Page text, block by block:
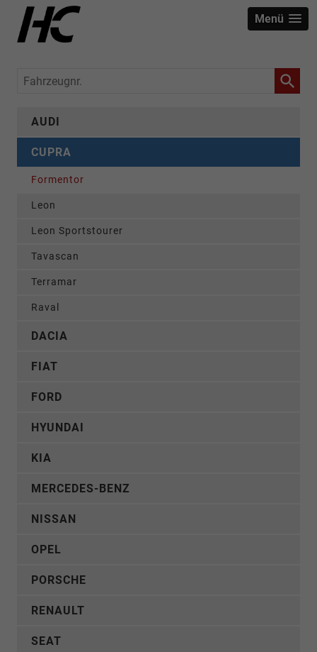
Menü
Fahrzeugnr.
AUDI
CUPRA
Formentor
Leon
Leon Sportstourer
Tavascan
Terramar
Raval
DACIA
FIAT
FORD
HYUNDAI
KIA
MERCEDES-BENZ
NISSAN
OPEL
PORSCHE
RENAULT
SEAT